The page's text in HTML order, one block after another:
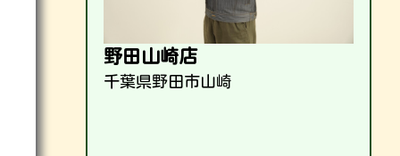
野田山崎店
千葉県野田市山崎